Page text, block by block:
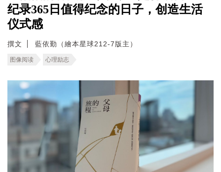
纪录365日值得纪念的日子，创造生活
仪式感
撰文 藍依勤（繪本星球212-7版主）
图像阅读 心理励志